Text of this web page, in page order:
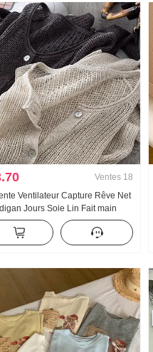
Ventes 18
Ventilateur Capture Rêve Net
Jours Soie Lin Fait main
Trou Ajouré Tricoté
Femme Climatiseur
de protection solaire